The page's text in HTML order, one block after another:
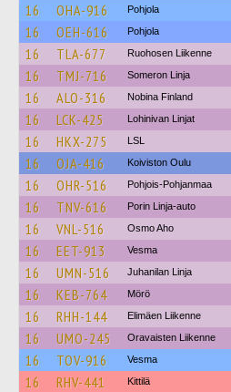
16 OHA-916 Pohjola
16 OEH-616 Pohjola
16 TLA-677 Ruohosen Liikenne
16 TMJ-716 Someron Linja
16 ALO-316 Nobina Finland
16 LCK-425 Lohinivan Linjat
16 HKX-275 LSL
16 OJA-416 Koiviston Oulu
16 OHR-516 Pohjois-Pohjanmaa
16 TNV-616 Porin Linja-auto
16 VNL-516 Osmo Aho
16 EET-913 Vesma
16 UMN-516 Juhanilan Linja
16 KEB-764 Mörö
16 RHH-144 Elimäen Liikenne
16 UMO-245 Oravaisten Liikenne
16 TOV-916 Vesma
16 RHV-441 Kittilä